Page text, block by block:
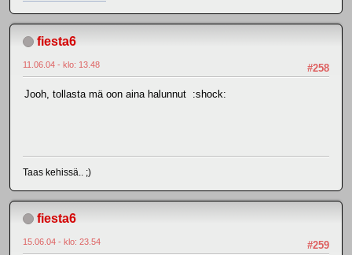
fiesta6
#258
11.06.04 - klo: 13.48
Jooh, tollasta mä oon aina halunnut :shock:
Taas kehissä.. ;)
fiesta6
#259
15.06.04 - klo: 23.54